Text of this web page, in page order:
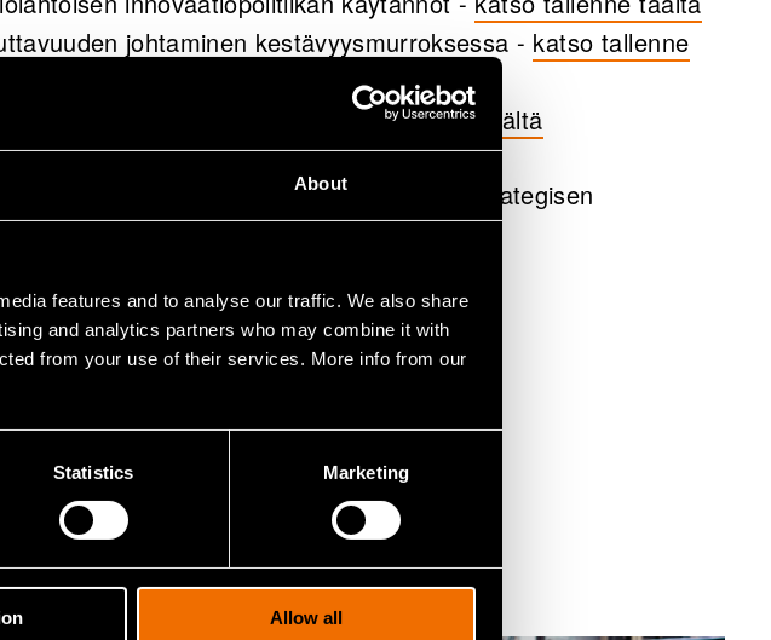
About
features and to analyse our traffic. We also share
and analytics partners who may combine it with
from your use of their services. More info from our
Statistics Marketing
Allow all
johtaminen kestävyysmurroksessa - katso tallenne
katso tallenne täältä
COSU (Business Finland) sekä ORSI (Strategisen
tukevat tilaisuuksien toteutusta.